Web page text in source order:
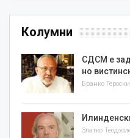
Колумни
СДСМ е
но
Бранко Героски